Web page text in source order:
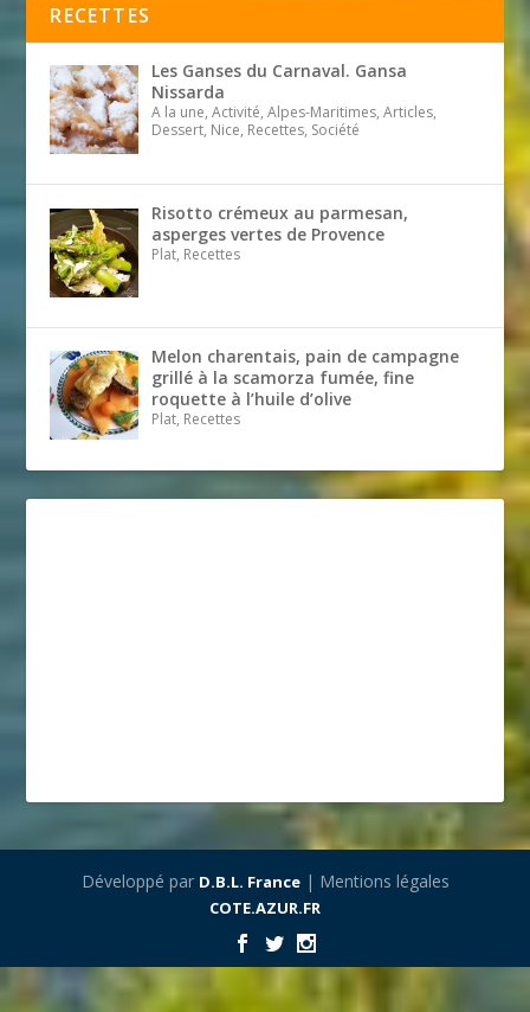
RECETTES
Les Ganses du Carnaval. Gansa
Nissarda
A la une, Activité, Alpes-Maritimes, Articles,
Dessert, Nice, Recettes, Société
Risotto crémeux au parmesan,
asperges vertes de Provence
Plat, Recettes
Melon charentais, pain de campagne
grillé à la scamorza fumée, fine
roquette à l’huile d’olive
Plat, Recettes
Développé par D.B.L. France| Mentions légales
COTE.AZUR.FR